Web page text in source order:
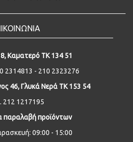
Καματερό ΤΚ 134 51
2314813 - 210 2323276
46, Γλυκά Νερά ΤΚ 153 54
212 1217195
παραλαβή προϊόντων
09:00 - 15:00